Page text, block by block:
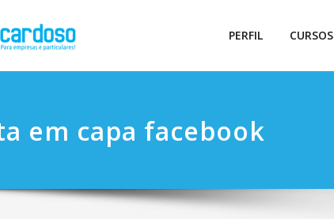
PERFIL CURSOS
em capa facebook